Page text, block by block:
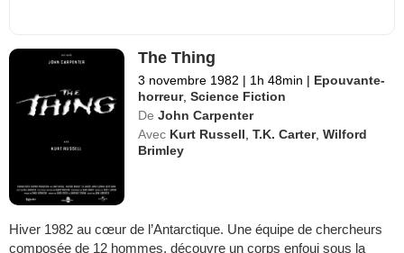
The Thing
3 novembre 1982 | 1h 48min | Epouvante-
horreur,Science Fiction
De John Carpenter
Avec Kurt Russell ,T.K. Carter,Wilford
Brimley
Hiver 1982 au cœur de l’Antarctique. Une équipe de chercheurs
composée de 12 hommes, découvre un corps enfoui sous la